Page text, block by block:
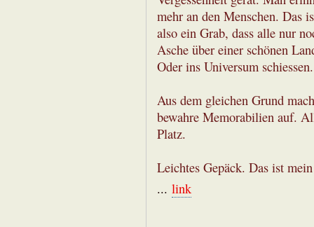
mehr an den Menschen. Das
also ein Grab, dass alle nur
Asche über einer schönen
Oder ins Universum schiessen.
Aus dem gleichen Grund
bewahre Memorabilien auf.
Platz.
Leichtes Gepäck. Das ist
... link